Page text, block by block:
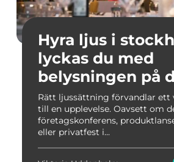
Hyra ljus i
lyckas du med
belysningen på
event
Rätt ljussättning förvandlar ett
till en upplevelse. Oavsett om
företagskonferens,
eller privatfest i...